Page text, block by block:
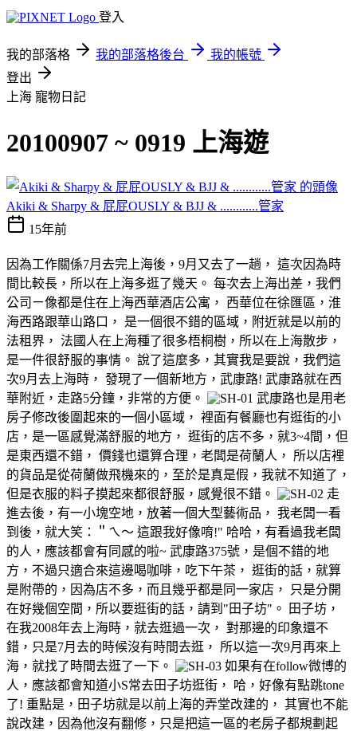
登入
我的部落格 我的部落格後台
我的帳號
登出
上海 寵物日記
20100907 ~ 0919 上海遊
Akiki & Sharpy & 屁屁OUSLY & BJJ & ............管家
15年前
因為工作關係7月去完上海後，9月又去了一趟， 這次因為時
間比較長，所以在上海多逛了幾天。 每次去上海出差，我們
公司ㄧ像都是住在上海西華酒店公寓， 西華位在徐匯區，淮
海西路跟華山路口， 是一個很不錯的區域，附近就是以前的
法租界， 法國人在上海種了很多梧桐樹，所以在上海散步，
是一件很舒服的事情。 說了這麼多，其實我是要說，我們這
次9月去上海時， 發現了一個新地方，武康路! 武康路就在西
華附近，走路5分鐘，非常的方便。
武康路也是用老
房子修改後圍起來的一個小區域， 裡面有餐廳也有逛街的小
店，是一區感覺滿舒服的地方， 逛街的店不多，就3~4間，但
是東西還不錯， 價錢也還算合理，老闆是荷蘭人， 所以店裡
的貨品是從荷蘭做飛機來的，至於是真是假，我就不知道了，
但是衣服的料子摸起來都很舒服，感覺很不錯。
走
進去後，有一小塊空地，放著一個大型藝術品， 我老闆一看
到後，就大笑：＂ㄟ～ 這跟我好像唷!" 哈哈，有看過我老闆
的人，應該都會有同感的啦~ 武康路375號，是個不錯的地
方，不過只適合來這邊喝咖啡，吃下午茶， 逛街的話，就算
是附帶的，因為店不多，而且幾乎都是同一家店， 只是分開
在好幾個空間，所以要逛街的話，請到"田子坊"。 田子坊，
在我2008年去上海時，就去逛過一次， 對那邊的印象還不
錯，只是7月去的時候沒有時間去逛， 所以這一次9月再來上
海，就找了時間去逛了一下。
如果有在follow微博的
人，應該都會知道小S常去田子坊逛街， 哈，好像有點跳tone
了! 重點是，田子坊就是以前上海的弄堂改建的， 其實也不能
說改建，因為他沒有翻修，只是把這一區的老房子都規劃起